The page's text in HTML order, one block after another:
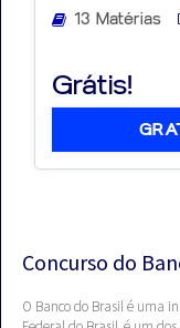
13 Matérias
Grátis!
Concurso do
O Banco do Brasil é uma